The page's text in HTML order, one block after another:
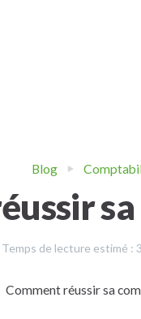
Blog
Temps de lecture estimé : 3